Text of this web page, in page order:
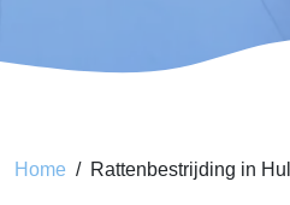
Home Rattenbestrijding in